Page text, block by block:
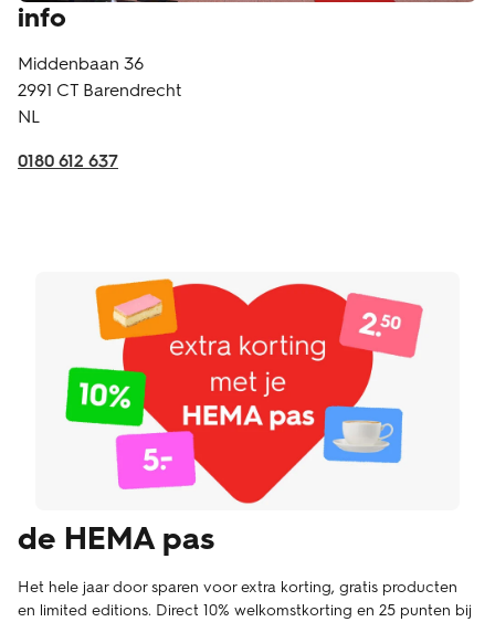
info
Middenbaan 36
2991 CT Barendrecht
NL
0180 612 637
de HEMA pas
Het hele jaar door sparen voor extra korting, gratis producten
en limited editions. Direct 10% welkomstkorting en 25 punten bij